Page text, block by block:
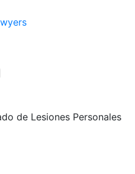
de Lesiones Personales